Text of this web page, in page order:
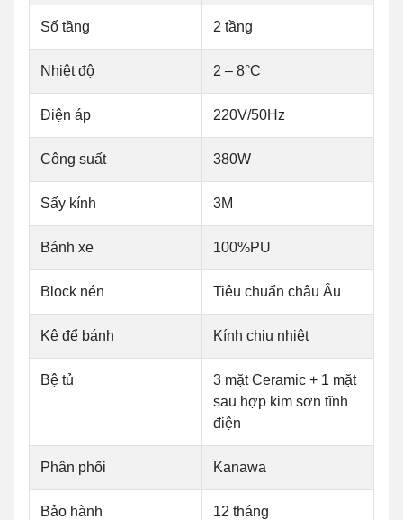
Số tầng 2 tầng
Nhiệt độ 2 – 8°C
Điện áp 220V/50Hz
Công suất 380W
Sấy kính 3M
Bánh xe 100%PU
Block nén Tiêu chuẩn châu Âu
Kệ để bánh Kính chịu nhiệt
Bệ tủ
3 mặt Ceramic + 1 mặt
sau hợp kim sơn tĩnh
điện
Phân phối Kanawa
Bảo hành 12 tháng